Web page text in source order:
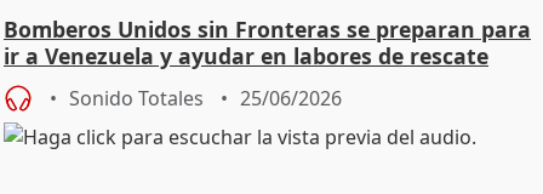
Bomberos Unidos sin Fronteras se preparan para
ir a Venezuela y ayudar en labores de rescate
Sonido Totales 25/06/2026